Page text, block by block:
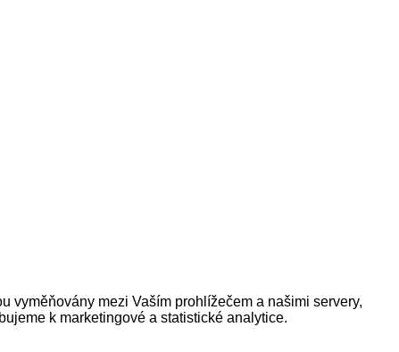
vyměňovány mezi Vaším prohlížečem a našimi servery,
k marketingové a statistické analytice.